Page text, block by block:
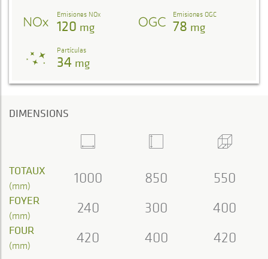
Emisiones NOx
120 mg
Emisiones OGC
78 mg
Partículas
34 mg
DIMENSIONS
TOTAUX
(mm) 1000 850 550
FOYER
(mm) 240 300 400
FOUR
(mm) 420 400 420